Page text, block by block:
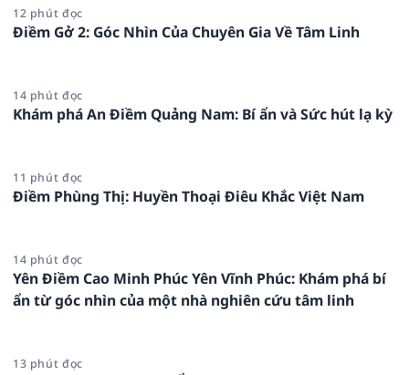
12 phút đọc
Điềm Gở 2: Góc Nhìn Của Chuyên Gia Về Tâm Linh
14 phút đọc
Khám phá An Điềm Quảng Nam: Bí ẩn và Sức hút lạ kỳ
11 phút đọc
Điềm Phùng Thị: Huyền Thoại Điêu Khắc Việt Nam
14 phút đọc
Yên Điềm Cao Minh Phúc Yên Vĩnh Phúc: Khám phá bí
ẩn từ góc nhìn của một nhà nghiên cứu tâm linh
13 phút đọc